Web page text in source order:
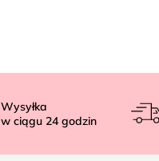
Wysyłka
w ciągu 24 godzin